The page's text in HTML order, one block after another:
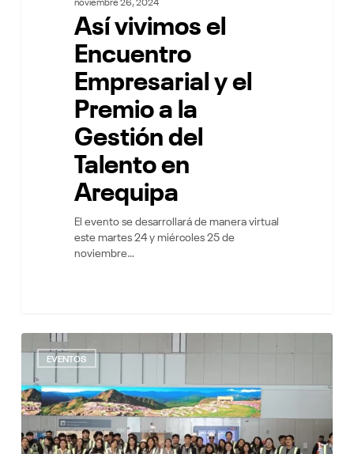
Así vivimos el
Encuentro
Empresarial y el
Premio a la
Gestión del
Talento en
Arequipa
El evento se desarrollará de manera virtual
este martes 24 y miércoles 25 de
noviembre…
de
estudiantes
al
Aeropuerto
Jorge
Chávez
EVENTOS
8